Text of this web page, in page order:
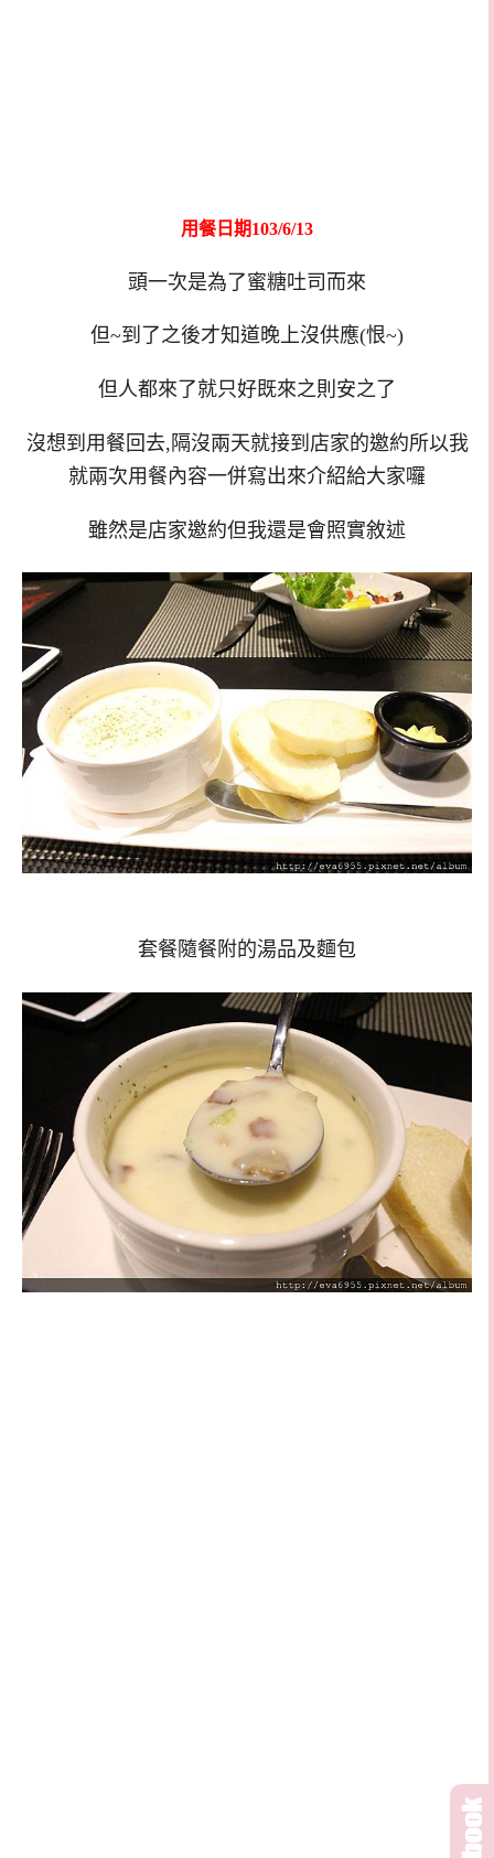
用餐日期103/6/13
頭一次是為了蜜糖吐司而來
但~到了之後才知道晚上沒供應(恨~)
但人都來了就只好既來之則安之了
沒想到用餐回去,隔沒兩天就接到店家的邀約所以我
就兩次用餐內容一併寫出來介紹給大家囉
雖然是店家邀約但我還是會照實敘述
套餐隨餐附的湯品及麵包